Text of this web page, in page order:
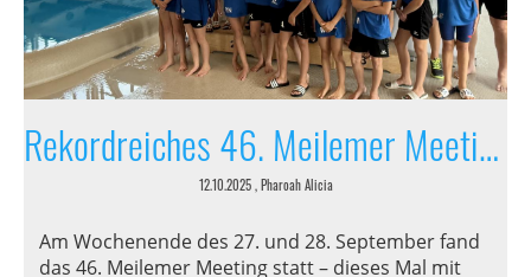
Rekordreiches 46. Meilemer Meeting
12.10.2025, Pharoah Alicia
Am Wochenende des 27. und 28. September fand
das 46. Meilemer Meeting statt – dieses Mal mit